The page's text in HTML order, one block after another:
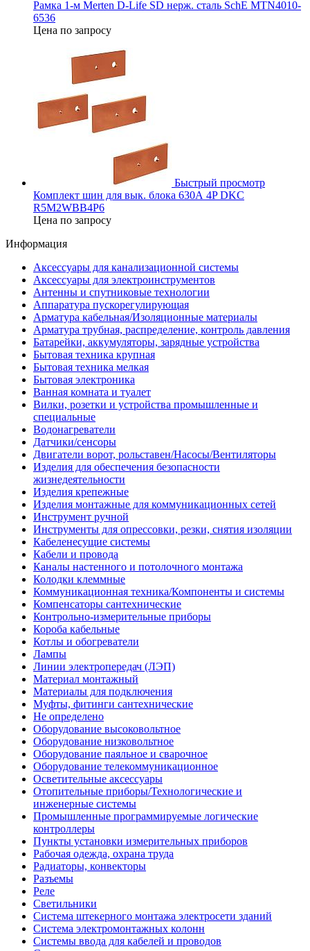
Рамка 1-м Merten D-Life SD нерж. сталь SchE MTN4010-
6536
Цена по запросу
Быстрый просмотр
Комплект шин для вык. блока 630А 4P DKC
R5M2WBB4P6
Цена по запросу
Информация
Аксессуары для канализационной системы
Аксессуары для электроинструментов
Антенны и спутниковые технологии
Аппаратура пускорегулирующая
Арматура кабельная/Изоляционные материалы
Арматура трубная, распределение, контроль давления
Батарейки, аккумуляторы, зарядные устройства
Бытовая техника крупная
Бытовая техника мелкая
Бытовая электроника
Ванная комната и туалет
Вилки, розетки и устройства промышленные и
специальные
Водонагреватели
Датчики/сенсоры
Двигатели ворот, рольставен/Насосы/Вентиляторы
Изделия для обеспечения безопасности
жизнедеятельности
Изделия крепежные
Изделия монтажные для коммуникационных сетей
Инструмент ручной
Инструменты для опрессовки, резки, снятия изоляции
Кабеленесущие системы
Кабели и провода
Каналы настенного и потолочного монтажа
Колодки клеммные
Коммуникационная техника/Компоненты и системы
Компенсаторы сантехнические
Контрольно-измерительные приборы
Короба кабельные
Котлы и обогреватели
Лампы
Линии электропередач (ЛЭП)
Материал монтажный
Материалы для подключения
Муфты, фитинги сантехнические
Не определено
Оборудование высоковольтное
Оборудование низковольтное
Оборудование паяльное и сварочное
Оборудование телекоммуникационное
Осветительные аксессуары
Отопительные приборы/Технологические и
инженерные системы
Промышленные программируемые логические
контроллеры
Пункты установки измерительных приборов
Рабочая одежда, охрана труда
Радиаторы, конвекторы
Разъемы
Реле
Светильники
Система штекерного монтажа электросети зданий
Система электромонтажных колонн
Системы ввода для кабелей и проводов